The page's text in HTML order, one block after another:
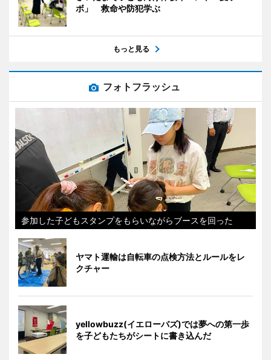
ボ」 救命や防犯学ぶ
もっと見る
フォトフラッシュ
参加した子どもスタンプをもらいながらブースを回った
ヤマト運輸は自転車の点検方法とルールをレ
クチャー
yellowbuzz(イエローバズ)では夢への第一歩
を子どもたちがシートに書き込んだ